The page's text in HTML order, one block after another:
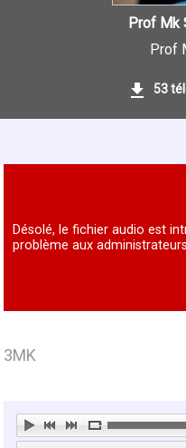
Prof Mk
Prof
53
Désolé, le fichier audio est
problème aux
3MK